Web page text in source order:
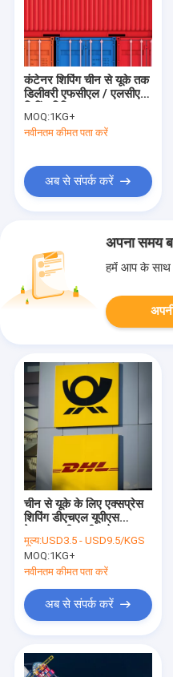
कंटेनर शिपिंग चीन से यूके तक
डिलीवरी एफसीएल / एलसीएल
MOQ:1KG+
नवीनतम कीमत पता करें
अब से संपर्क करें
अपना समय
हमें आप के साथ
चीन से यूके के लिए एक्सप्रेस
शिपिंग डीएचएल यूपीएस
एक्सपोर्टर
मूल्य:USD3.5 - USD9.5/KGS
MOQ:1KG+
नवीनतम कीमत पता करें
अब से संपर्क करें